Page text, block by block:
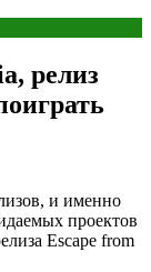
релиз
и именно
проектов
Escape from